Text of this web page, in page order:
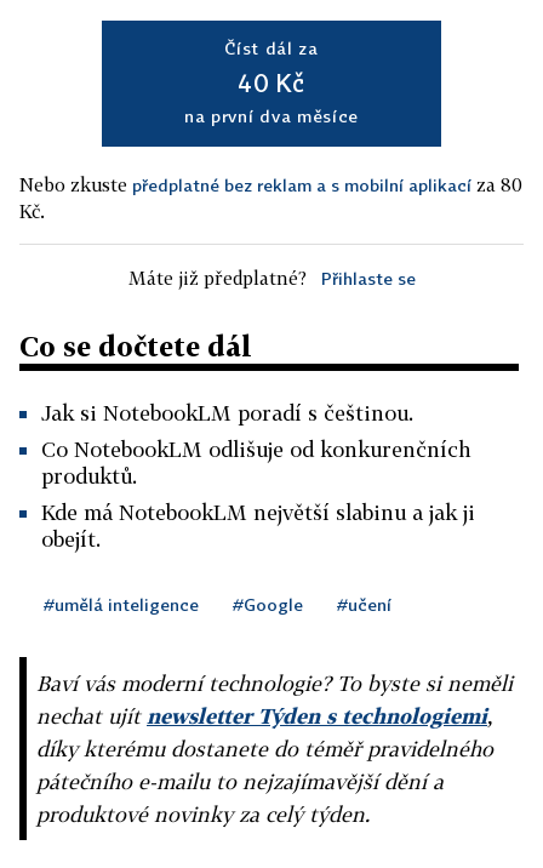
Číst dál za
40 Kč
na první dva měsíce
Nebo zkuste předplatné bez reklam a s mobilní aplikací za 80
Kč.
Máte již předplatné? Přihlaste se
Co se dočtete dál
Jak si NotebookLM poradí s češtinou.
Co NotebookLM odlišuje od konkurenčních
produktů.
Kde má NotebookLM největší slabinu a jak ji
obejít.
#umělá inteligence #Google #učení
Baví vás moderní technologie? To byste si neměli
nechat ujít newsletter Týden s technologiemi,
díky kterému dostanete do téměř pravidelného
pátečního e-mailu to nejzajímavější dění a
produktové novinky za celý týden.